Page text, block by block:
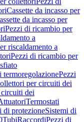
Cassette da incasso per
da incasso per
Pezzi di ricambio per
a
riscaldamento a
Pezzi di ricambio per
termoregolazionePezzi
per circuiti dei
dei
Termostati
di protezioneSistemi di
TubiRaccordiPezzi di